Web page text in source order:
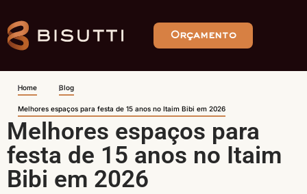
Orçamento
Home Blog
Melhores espaços para festa de 15 anos no Itaim Bibi em 2026
Melhores espaços para
festa de 15 anos no Itaim
Bibi em 2026